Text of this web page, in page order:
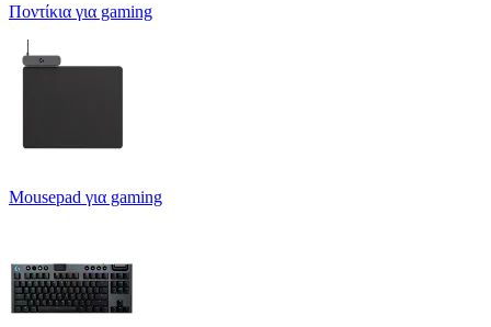
Ποντίκια για gaming
Mousepad για gaming